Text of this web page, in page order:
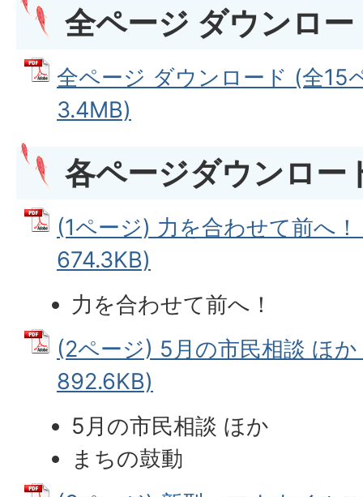
全ページ ダウンロ
全ページ ダウンロード (全15
3.4MB)
各ページダウンロー
(1ページ) 力を合わせて前へ
674.3KB)
力を合わせて前へ！
(2ページ) 5月の市民相談 ほ
892.6KB)
5月の市民相談 ほか
まちの鼓動